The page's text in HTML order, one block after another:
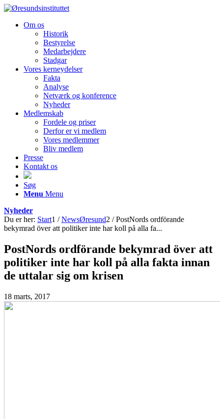
Om os
Historik
Bestyrelse
Medarbejdere
Stadgar
Vores kerneydelser
Fakta
Analyse
Netværk og konference
Nyheder
Medlemskab
Fordele og priser
Derfor er vi medlem
Vores medlemmer
Bliv medlem
Presse
Kontakt os
Søg
Menu Menu
Nyheder
Du er her: Start1 / NewsØresund2 / PostNords ordförande
bekymrad över att politiker inte har koll på alla fa...
PostNords ordförande bekymrad över att
politiker inte har koll på alla fakta innan
de uttalar sig om krisen
18 marts, 2017